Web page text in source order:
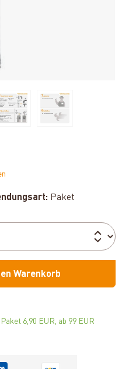
Paket
Warenkorb
6,90 EUR, ab 99 EUR